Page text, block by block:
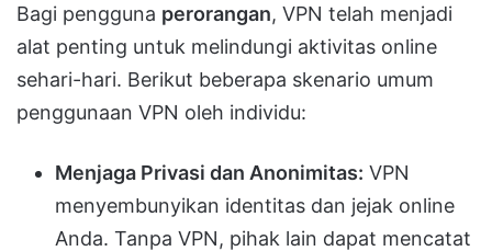
Bagi pengguna perorangan, VPN telah menjadi
alat penting untuk melindungi aktivitas online
sehari-hari. Berikut beberapa skenario umum
penggunaan VPN oleh individu:
Menjaga Privasi dan Anonimitas: VPN
menyembunyikan identitas dan jejak online
Anda. Tanpa VPN, pihak lain dapat mencatat